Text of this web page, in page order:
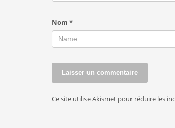
Nom *
Ce site utilise Akismet pour réduire les